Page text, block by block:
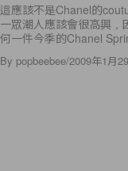
這應該不是Chanel的
一眾潮人應該會很高興
何一件今季的Chanel
By popbeebee/2009年1月